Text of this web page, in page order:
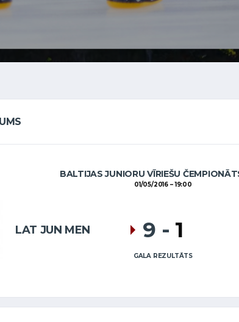
BALTIJAS JUNIORU VĪRIEŠU
01/05/2016 19:00
LAT JUN MEN 9 - 1
GALA REZULTĀTS